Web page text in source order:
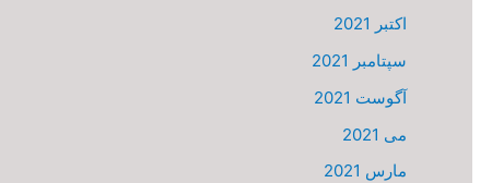
اکتبر 2021
سپتامبر 2021
آگوست 2021
می 2021
مارس 2021